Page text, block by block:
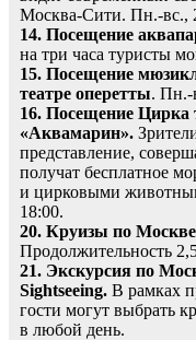
Москва-Сити. Пн.-вс.,
14. Посещение
на три часа туристы
15. Посещение
театре оперетты. Пн.-
16. Посещение
«Аквамарин».
представление,
получат бесплатное
и цирковыми
18:00.
20. Круизы по
Продолжительность
21. Экскурсия по
Sightseeing. В рамках
гости могут выбрать
в любой день.